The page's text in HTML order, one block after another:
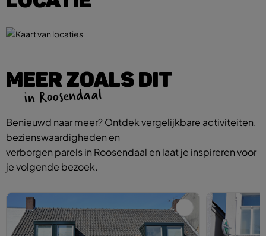
MEER ZOALS DIT
in Roosendaal
Benieuwd naar meer? Ontdek vergelijkbare activiteiten,
bezienswaardigheden en
verborgen parels in Roosendaal en laat je inspireren voor
je volgende bezoek.